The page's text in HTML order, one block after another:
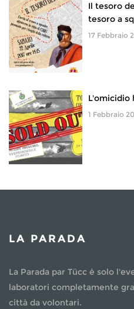
Il tesoro
tesoro a
17 Febbraio
L'omicidio
1 Febbraio
LA PARADA
La Parada par Tücc è solo
laboratori completamente
città da volontari.